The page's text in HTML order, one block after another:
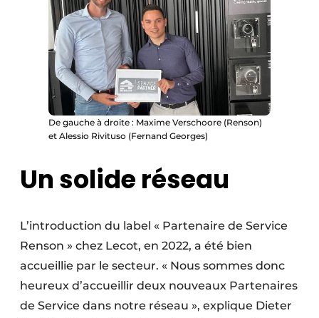
De gauche à droite : Maxime Verschoore (Renson)
et Alessio Rivituso (Fernand Georges)
Un solide réseau
L’introduction du label « Partenaire de Service
Renson » chez Lecot, en 2022, a été bien
accueillie par le secteur. « Nous sommes donc
heureux d’accueillir deux nouveaux Partenaires
de Service dans notre réseau », explique Dieter